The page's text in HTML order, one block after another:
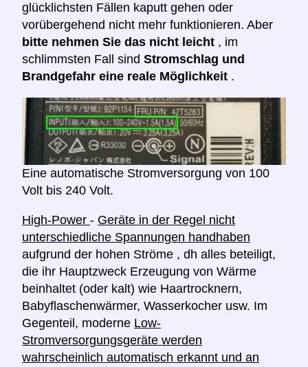
glücklichsten Fällen kaputt gehen oder
vorübergehend nicht mehr funktionieren. Aber
bitte nehmen Sie das nicht leicht , im
schlimmsten Fall sind Stromschlag und
Brandgefahr eine reale Möglichkeit .
Eine automatische Stromversorgung von 100
Volt bis 240 Volt.
High-Power - Geräte in der Regel nicht
unterschiedliche Spannungen handhaben
aufgrund der hohen Ströme , dh alles beteiligt,
die ihr Hauptzweck Erzeugung von Wärme
beinhaltet (oder kalt) wie Haartrocknern,
Babyflaschenwärmer, Wasserkocher usw. Im
Gegenteil, moderne Low-
Stromversorgungsgeräte werden
wahrscheinlich automatisch erkannt und an